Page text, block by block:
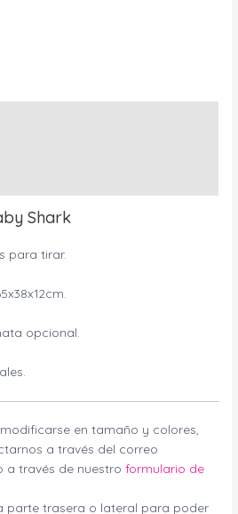
Shark
para tirar.
opcional.
en tamaño y colores,
a través del correo
a través de nuestroformulario de
parte trasera o lateral para poder